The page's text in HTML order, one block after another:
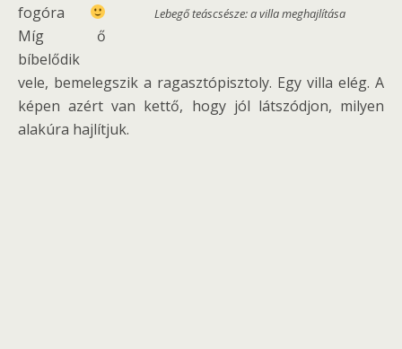
Lebegő teáscsésze: a villa meghajlítása
fogóra
Míg ő
bíbelődik
vele, bemelegszik a ragasztópisztoly. Egy villa elég. A
képen azért van kettő, hogy jól látszódjon, milyen
alakúra hajlítjuk.